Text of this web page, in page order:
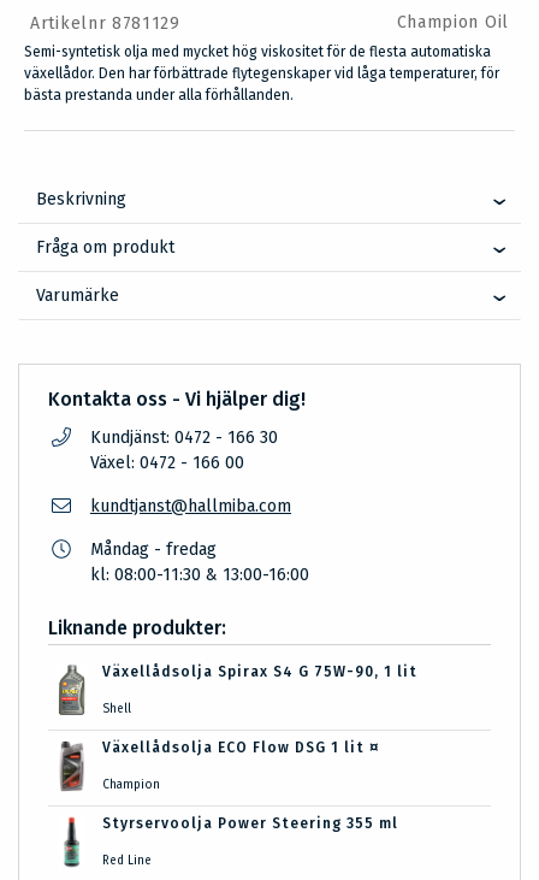
Artikelnr 8781129 Champion Oil
Semi-syntetisk olja med mycket hög viskositet för de flesta automatiska
växellådor. Den har förbättrade flytegenskaper vid låga temperaturer, för
bästa prestanda under alla förhållanden.
Beskrivning
Fråga om produkt
Varumärke
Kontakta oss - Vi hjälper dig!
Kundjänst: 0472 - 166 30
Växel: 0472 - 166 00
kundtjanst@hallmiba.com
Måndag - fredag
kl: 08:00-11:30 & 13:00-16:00
Liknande produkter:
Växellådsolja Spirax S4 G 75W-90, 1 lit
Shell
Växellådsolja ECO Flow DSG 1 lit ¤
Champion
Styrservoolja Power Steering 355 ml
Red Line